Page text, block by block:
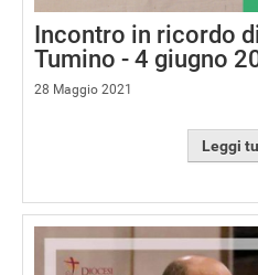
Incontro in ricordo
Tumino - 4 giugno
28 Maggio 2021
Leggi